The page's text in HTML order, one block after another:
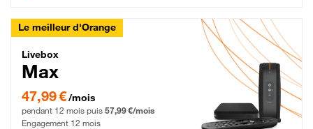
Le meilleur d'Orange
Livebox Max Fibre
Livebox
Max
47,99 € par mois pendant 12 mois puis 57,99 € par mois, Engagement 12 mois
47,99 €/mois
pendant 12 mois puis 57,99 €/mois
Engagement 12 mois